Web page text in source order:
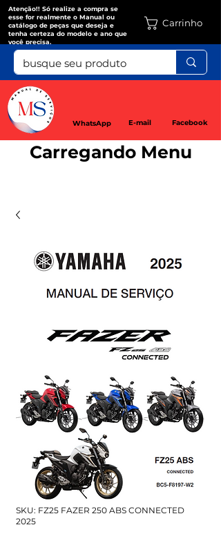
Atenção!! Só realize a compra se
esse for realmente o Manual ou
catálogo de peças que deseja e
tenha certeza do modelo e ano que
você precisa.
WhatsApp E-mail Facebook
Carrinho
Carregando Menu
SKU: FZ25 FAZER 250 ABS CONNECTED
2025